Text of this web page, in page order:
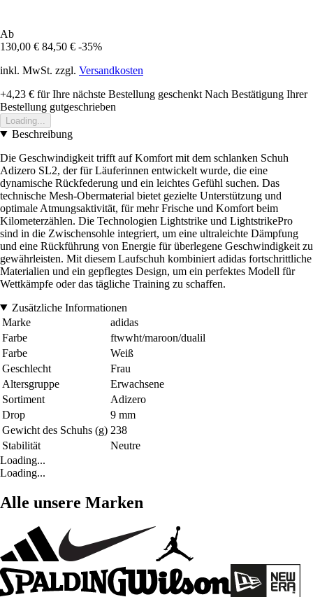
Ab
130,00 € 84,50 € -35%
inkl. MwSt. zzgl. Versandkosten
+4,23 € für Ihre nächste Bestellung geschenkt Nach Bestätigung Ihrer
Bestellung gutgeschrieben
Loading...
Beschreibung
Die Geschwindigkeit trifft auf Komfort mit dem schlanken Schuh
Adizero SL2, der für Läuferinnen entwickelt wurde, die eine
dynamische Rückfederung und ein leichtes Gefühl suchen. Das
technische Mesh-Obermaterial bietet gezielte Unterstützung und
optimale Atmungsaktivität, für mehr Frische und Komfort beim
Kilometerzählen. Die Technologien Lightstrike und LightstrikePro
sind in die Zwischensohle integriert, um eine ultraleichte Dämpfung
und eine Rückführung von Energie für überlegene Geschwindigkeit zu
gewährleisten. Mit diesem Laufschuh kombiniert adidas fortschrittliche
Materialien und ein gepflegtes Design, um ein perfektes Modell für
Wettkämpfe oder das tägliche Training zu schaffen.
Zusätzliche Informationen
Marke
adidas
Farbe
ftwwht/maroon/dualil
Farbe
Weiß
Geschlecht
Frau
Altersgruppe
Erwachsene
Sortiment
Adizero
Drop
9 mm
Gewicht des Schuhs (g) 238
Stabilität
Neutre
Loading...
Loading...
Alle unsere Marken